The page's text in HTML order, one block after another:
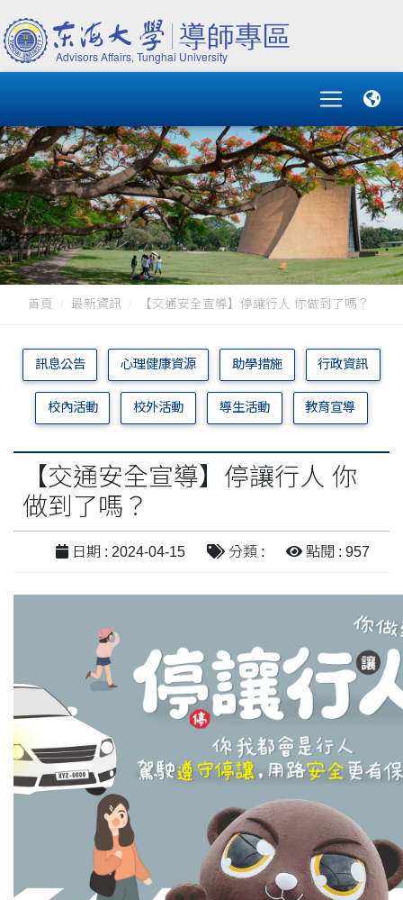
首頁 最新資訊 【交通安全宣導】停讓行人 你做到了嗎？
訊息公告 心理健康資源 助學措施 行政資訊
校內活動 校外活動 導生活動 教育宣導
【交通安全宣導】停讓行人 你
做到了嗎？
日期 : 2024-04-15 分類 : 點閱 : 957